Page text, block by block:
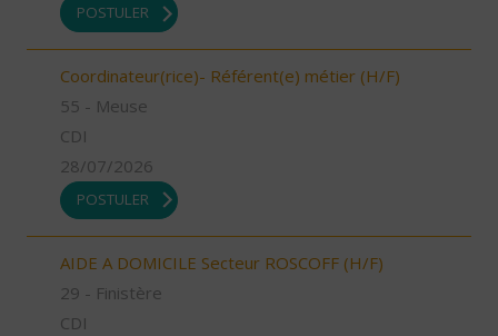
POSTULER
Coordinateur(rice)- Référent(e) métier (H/F)
55 - Meuse
CDI
28/07/2026
POSTULER
AIDE A DOMICILE Secteur ROSCOFF (H/F)
29 - Finistère
CDI